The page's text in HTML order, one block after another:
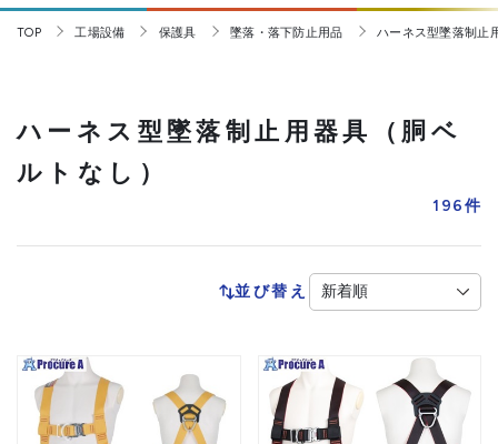
TOP 工場設備 保護具 墜落・落下防止用品 ハーネス型墜落制止
ハーネス型墜落制止用器具（胴ベ
ルトなし）
196件
並び替え